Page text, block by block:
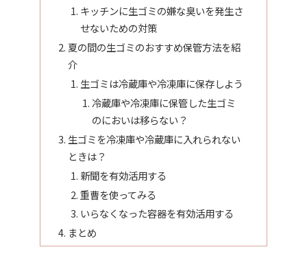
キッチンに生ゴミの嫌な臭いを発生さ
せないための対策
夏の間の生ゴミのおすすめ保管方法を紹
介
生ゴミは冷蔵庫や冷凍庫に保存しよう
冷蔵庫や冷凍庫に保管した生ゴミ
のにおいは移らない？
生ゴミを冷凍庫や冷蔵庫に入れられない
ときは？
新聞を有効活用する
重曹を使ってみる
いらなくなった容器を有効活用する
まとめ